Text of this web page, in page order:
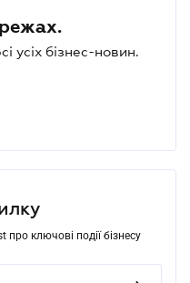
усіх бізнес-новин.
ключові події бізнесу